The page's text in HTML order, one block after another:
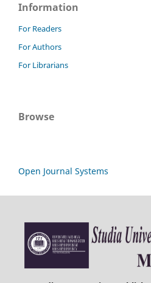
Information
For Readers
For Authors
For Librarians
Browse
Open Journal Systems